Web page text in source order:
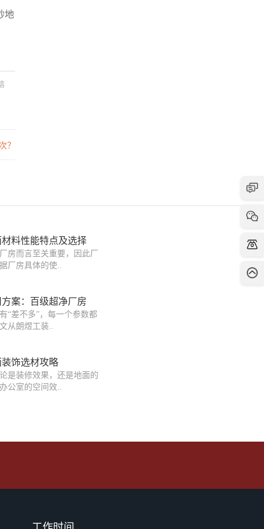
地
？
料性能特点及选择
房而言至关重要，因此厂
厂房具体的使..
案：百级超净厂房
“差不多”，每一个参数都
从朗煜工装..
饰选材攻略
是装修效果，还是地面的
公室的空间效..